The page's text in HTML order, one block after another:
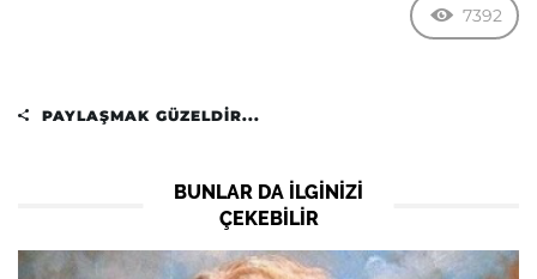
7392
PAYLAŞMAK GÜZELDIR...
BUNLAR DA ILGINIZI
ÇEKEBILIR